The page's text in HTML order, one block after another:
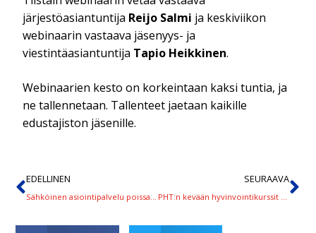
järjestöasiantuntija Reijo Salmi ja keskiviikon
webinaarin vastaava jäsenyys- ja
viestintäasiantuntija Tapio Heikkinen.
Webinaarien kesto on korkeintaan kaksi tuntia, ja
ne tallennetaan. Tallenteet jaetaan kaikille
edustajiston jäsenille.
EDELLINEN SEURAAVA